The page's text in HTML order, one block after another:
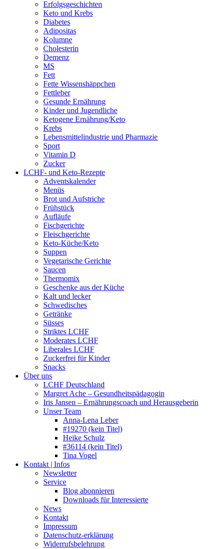
Erfolgsgeschichten
Keto und Krebs
Diabetes
Adipositas
Kolumne
Cholesterin
Demenz
MS
Fett
Fette Wissenshäppchen
Fettleber
Gesunde Ernährung
Kinder und Jugendliche
Ketogene Ernährung/Keto
Krebs
Lebensmittelindustrie und Pharmazie
Sport
Vitamin D
Zucker
LCHF- und Keto-Rezepte
Adventskalender
Menüs
Brot und Aufstriche
Frühstück
Aufläufe
Fischgerichte
Fleischgerichte
Keto-Küche/Keto
Suppen
Vegetarische Gerichte
Saucen
Thermomix
Geschenke aus der Küche
Kalt und lecker
Schwedisches
Getränke
Süsses
Striktes LCHF
Moderates LCHF
Liberales LCHF
Zuckerfrei für Kinder
Snacks
Über uns
LCHF Deutschland
Margret Ache – Gesundheitspädagogin
Iris Jansen – Ernährungscoach und Herausgeberin
Unser Team
Anna-Lena Leber
#19270 (kein Titel)
Heike Schulz
#36114 (kein Titel)
Tina Vogel
Kontakt | Infos
Newsletter
Service
Blog abonnieren
Downloads für Interessierte
News
Kontakt
Impressum
Datenschutz-erklärung
Widerrufsbelehrung